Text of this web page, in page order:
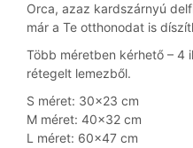
Orca, azaz kardszárnyú
már a Te otthonodat is
Több méretben kérhető – 4
rétegelt lemezből.
S méret: 30×23 cm
M méret: 40×32 cm
L méret: 60×47 cm